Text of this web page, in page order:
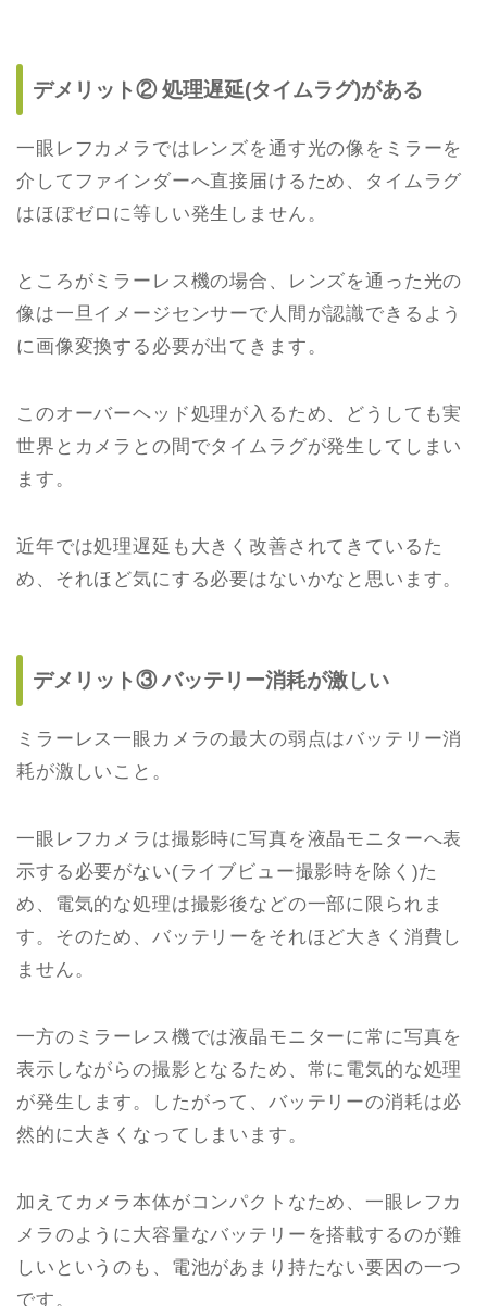
デメリット② 処理遅延(タイムラグ)がある
一眼レフカメラではレンズを通す光の像をミラーを
介してファインダーへ直接届けるため、タイムラグ
はほぼゼロに等しい発生しません。
ところがミラーレス機の場合、レンズを通った光の
像は一旦イメージセンサーで人間が認識できるよう
に画像変換する必要が出てきます。
このオーバーヘッド処理が入るため、どうしても実
世界とカメラとの間でタイムラグが発生してしまい
ます。
近年では処理遅延も大きく改善されてきているた
め、それほど気にする必要はないかなと思います。
デメリット③ バッテリー消耗が激しい
ミラーレス一眼カメラの最大の弱点はバッテリー消
耗が激しいこと。
一眼レフカメラは撮影時に写真を液晶モニターへ表
示する必要がない(ライブビュー撮影時を除く)た
め、電気的な処理は撮影後などの一部に限られま
す。そのため、バッテリーをそれほど大きく消費し
ません。
一方のミラーレス機では液晶モニターに常に写真を
表示しながらの撮影となるため、常に電気的な処理
が発生します。したがって、バッテリーの消耗は必
然的に大きくなってしまいます。
加えてカメラ本体がコンパクトなため、一眼レフカ
メラのように大容量なバッテリーを搭載するのが難
しいというのも、電池があまり持たない要因の一つ
です。